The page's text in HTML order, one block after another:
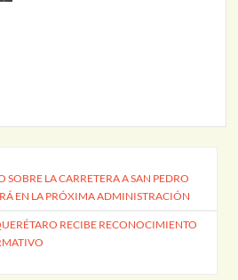
LA CARRETERA A SAN PEDRO
EN LA PRÓXIMA ADMINISTRACIÓN
RECIBE RECONOCIMIENTO